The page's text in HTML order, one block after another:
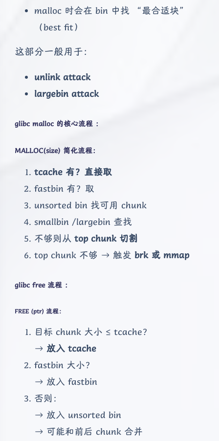
malloc 时会在 bin 中找 “最合适块”
（best fit）
这部分一般用于：
unlink attack
largebin attack
glibc malloc 的核心流程 ：
MALLOC(size) 简化流程：
tcache 有？直接取
fastbin 有？取
unsorted bin 找可用 chunk
smallbin /largebin 查找
不够则从 top chunk 切割
top chunk 不够 → 触发 brk 或 mmap
glibc free 流程 ：
FREE (ptr) 流程：
目标 chunk 大小 ≤ tcache？
→ 放入 tcache
fastbin 大小？
→ 放入 fastbin
否则：
→ 放入 unsorted bin
→ 可能和前后 chunk 合并